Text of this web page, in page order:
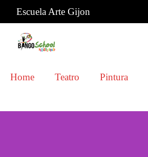
Escuela Arte Gijon
Home Teatro Pintura